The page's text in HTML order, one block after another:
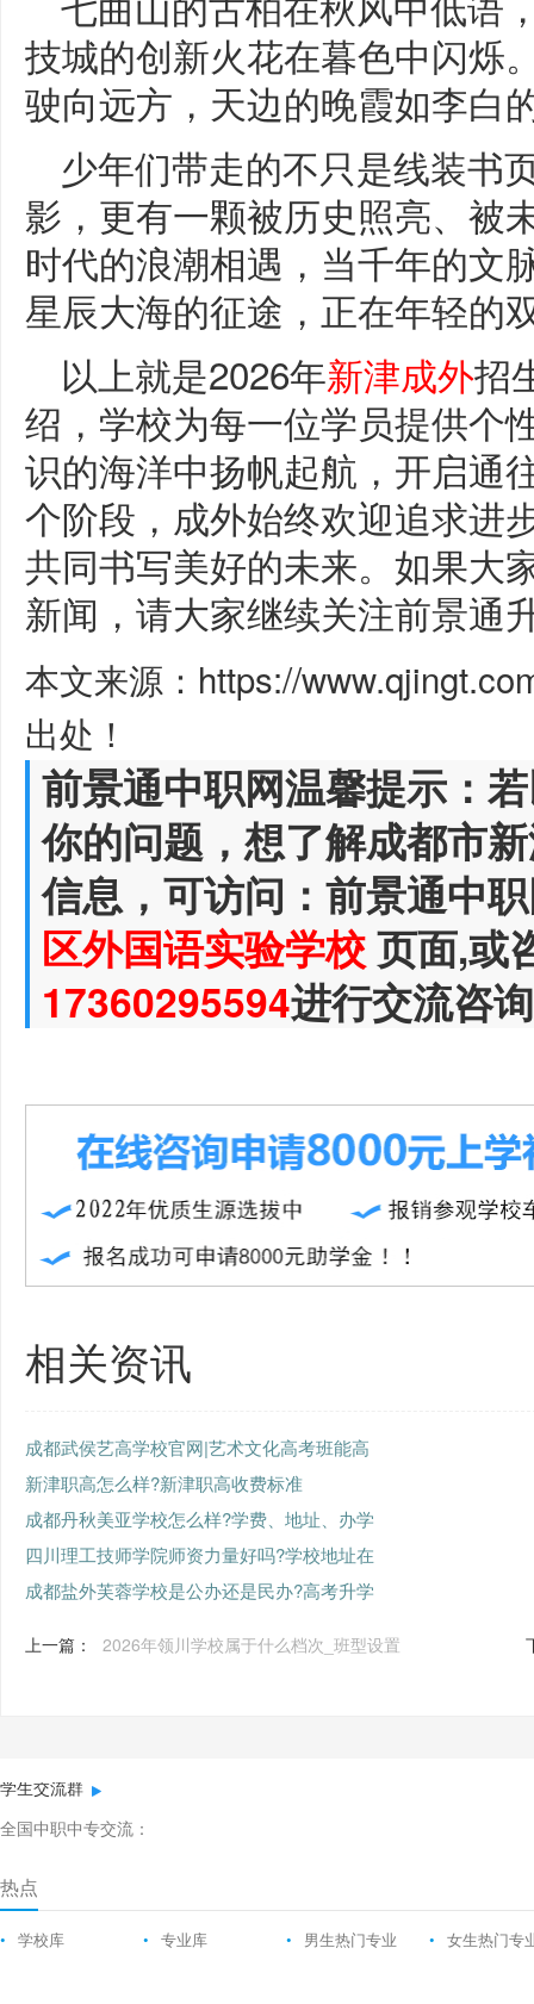
技城的创新火花在暮色中闪烁
驶向远方，天边的晚霞如李白
少年们带走的不只是线装书
影，更有一颗被历史照亮、被
时代的浪潮相遇，当千年的文
星辰大海的征途，正在年轻的
以上就是2026年新津成外招
绍，学校为每一位学员提供个
识的海洋中扬帆起航，开启通
个阶段，成外始终欢迎追求进
共同书写美好的未来。如果大
新闻，请大家继续关注前景通
本文来源：https://
出处！
前景通中职网温馨提示：
你的问题，想了解成都市
信息，可访问：前景通中
区外国语实验学校页面,或
17360295594进行交流咨
相关资讯
成都武侯艺高学校官网|艺术文化高考班能高
新津职高怎么样?新津职高收费标准
成都丹秋美亚学校怎么样?学费、地址、办学
四川理工技师学院师资力量好吗?学校地址在
成都盐外芙蓉学校是公办还是民办?高考升学
上一篇： 2026年领川学校属于什么档次_班型设置
学生交流群
全国中职中专交流：
热点
• 学校库 • 专业库 • 男生热门专业 • 女生热门专